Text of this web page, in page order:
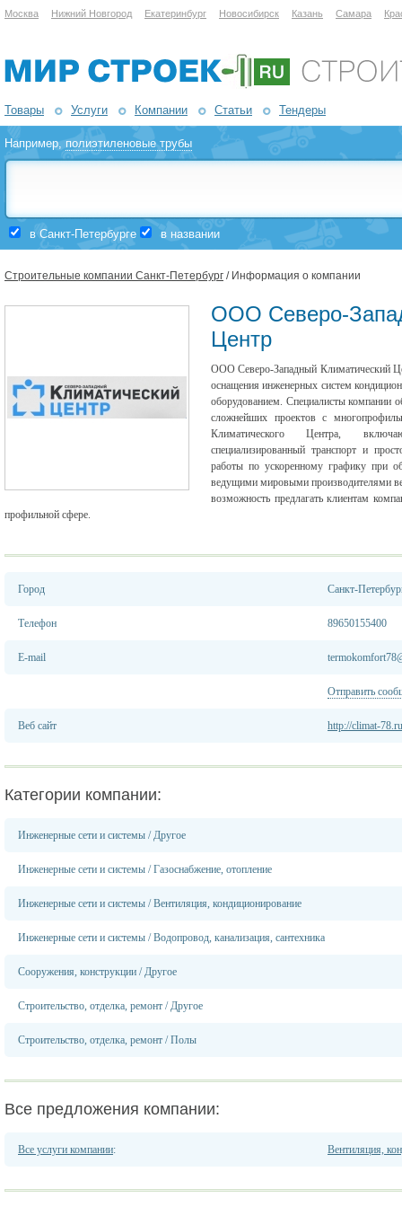
Москва Нижний Новгород Екатеринбург Новосибирск Казань Самара
Товары Услуги Компании Статьи Тендеры
Например,полиэтиленовые трубы
в Санкт-Петербурге в названии
Строительные компании Санкт-Петербург / Информация о компании
ООО Северо-
Центр
ООО Северо-Западный Климатический
оснащения инженерных систем
оборудованием. Специалисты компании
сложнейших проектов с
Климатического Центра,
специализированный транспорт и
работы по ускоренному графику при
ведущими мировыми производителями
возможность предлагать клиентам
профильной сфере.
Город Санкт-
Телефон 89650155400
E-mail
Отправить
Веб сайт http://climat-
Категории компании:
Инженерные сети и системы /Другое
Инженерные сети и системы /Газоснабжение, отопление
Инженерные сети и системы /Вентиляция, кондиционирование
Инженерные сети и системы /Водопровод, канализация, сантехника
Сооружения, конструкции /Другое
Строительство, отделка, ремонт /Другое
Строительство, отделка, ремонт /Полы
Все предложения компании:
Все услуги компании: Вентиляция,